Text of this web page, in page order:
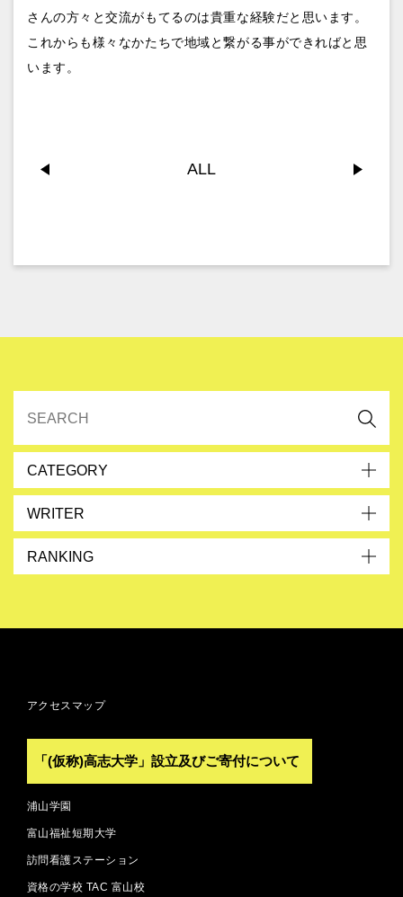
さんの方々と交流がもてるのは貴重な経験だと思います。
これからも様々なかたちで地域と繋がる事ができればと思
います。
ALL
CATEGORY
WRITER
RANKING
アクセスマップ
「(仮称)高志大学」設立及びご寄付について
浦山学園
富山福祉短期大学
訪問看護ステーション
資格の学校 TAC 富山校